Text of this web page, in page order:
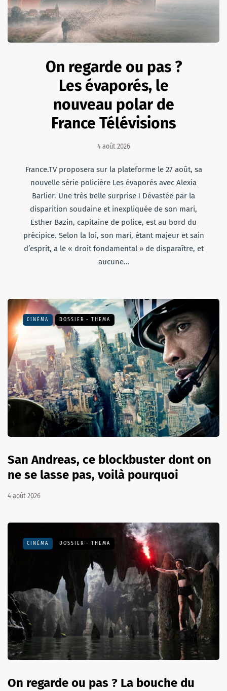
On regarde ou pas ?
Les évaporés, le
nouveau polar de
France Télévisions
4 août 2026
France.TV proposera sur la plateforme le 27 août, sa
nouvelle série policière Les évaporés avec Alexia
Barlier. Une très belle surprise ! Dévastée par la
disparition soudaine et inexpliquée de son mari,
Esther Bazin, capitaine de police, est au bord du
précipice. Selon la loi, son mari, étant majeur et sain
d’esprit, a le « droit fondamental » de disparaître, et
aucune…
CINÉMA DOSSIER - THEMA
San Andreas, ce blockbuster dont on
ne se lasse pas, voilà pourquoi
4 août 2026
CINÉMA DOSSIER - THEMA
On regarde ou pas ? La bouche du